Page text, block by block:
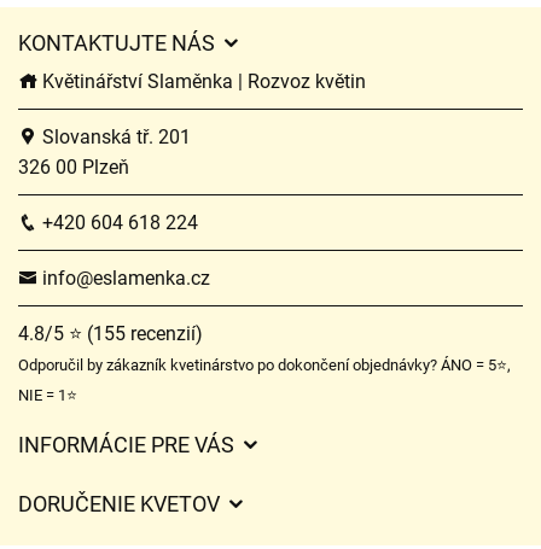
KONTAKTUJTE NÁS
Květinářství Slaměnka | Rozvoz květin
Slovanská tř. 201
326 00 Plzeň
+420 604 618 224
info@eslamenka.cz
4.8/5 ⭐ (155 recenzií)
Odporučil by zákazník kvetinárstvo po dokončení objednávky? ÁNO = 5⭐,
NIE = 1⭐
INFORMÁCIE PRE VÁS
DORUČENIE KVETOV
Poplatky za doručenie